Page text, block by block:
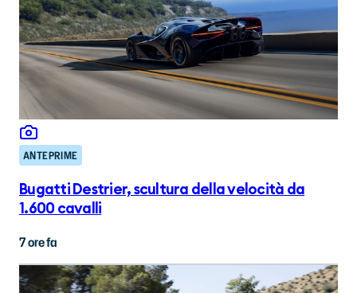
ANTEPRIME
Bugatti Destrier, scultura della velocità da
1.600 cavalli
7 ore fa